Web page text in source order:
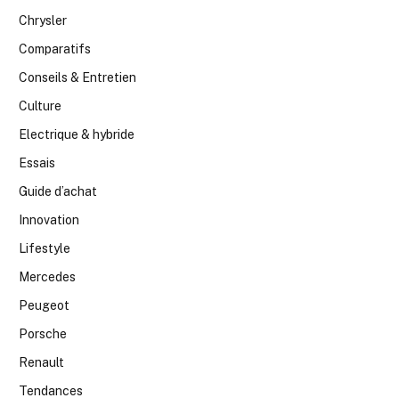
Chrysler
Comparatifs
Conseils & Entretien
Culture
Electrique & hybride
Essais
Guide d’achat
Innovation
Lifestyle
Mercedes
Peugeot
Porsche
Renault
Tendances